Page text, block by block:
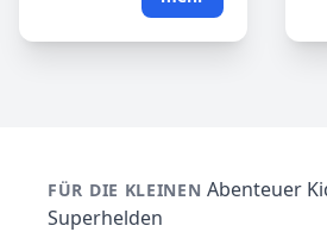
FÜR DIE KLEINEN Abenteuer
Superhelden